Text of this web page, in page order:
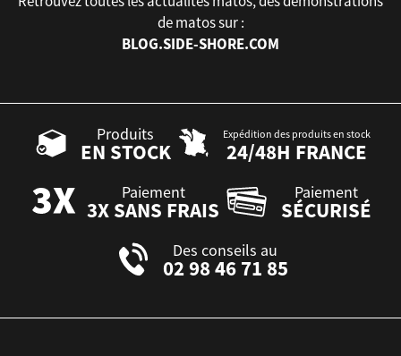
de matos sur :
BLOG.SIDE-SHORE.COM
Produits
EN STOCK
Expédition des produits en stock
24/48H FRANCE
Paiement
3X SANS FRAIS
Paiement
SÉCURISÉ
Des conseils au
02 98 46 71 85